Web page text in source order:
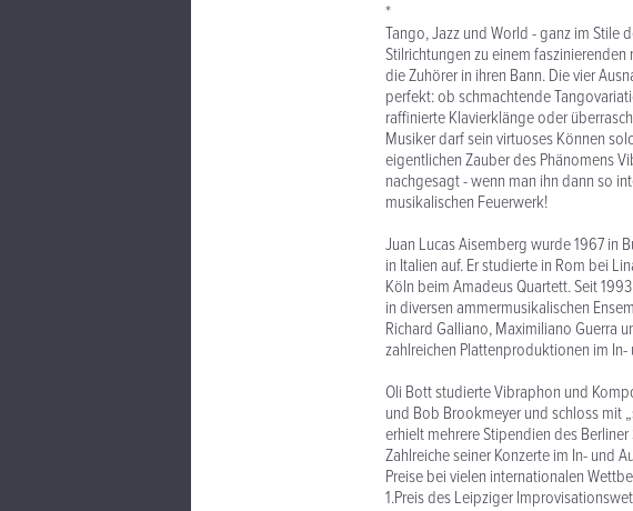
*
Tango, Jazz und World - ganz im
Stilrichtungen zu einem
die Zuhörer in ihren Bann. Die vier
perfekt: ob schmachtende
raffinierte Klavierklänge oder
Musiker darf sein virtuoses Können
eigentlichen Zauber des Phänomens
nachgesagt - wenn man ihn dann so
musikalischen Feuerwerk!
Juan Lucas Aisemberg wurde 1967 in
in Italien auf. Er studierte in Rom bei
Köln beim Amadeus Quartett. Seit
in diversen ammermusikalischen
Richard Galliano, Maximiliano Guerra
zahlreichen Plattenproduktionen im
Oli Bott studierte Vibraphon und
und Bob Brookmeyer und schloss mit
erhielt mehrere Stipendien des
Zahlreiche seiner Konzerte im In- und
Preise bei vielen internationalen
1.Preis des Leipziger